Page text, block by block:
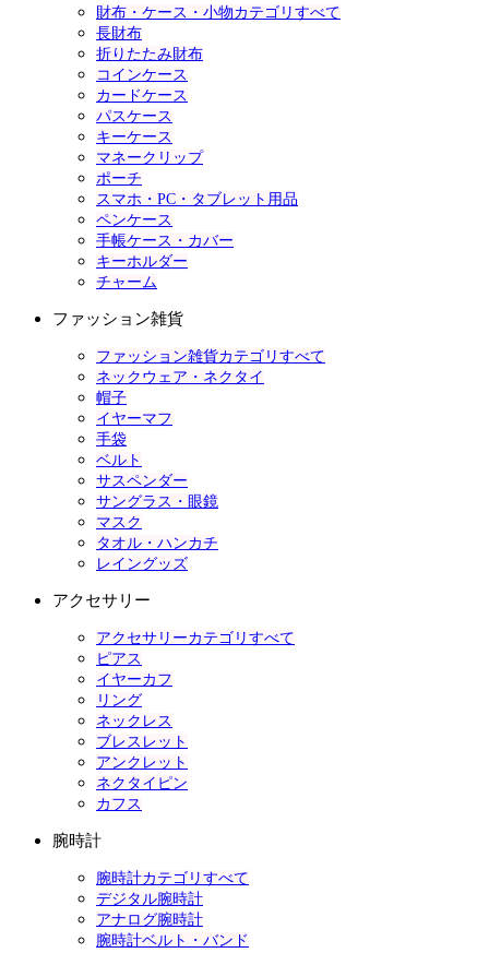
財布・ケース・小物カテゴリすべて
長財布
折りたたみ財布
コインケース
カードケース
パスケース
キーケース
マネークリップ
ポーチ
スマホ・PC・タブレット用品
ペンケース
手帳ケース・カバー
キーホルダー
チャーム
ファッション雑貨
ファッション雑貨カテゴリすべて
ネックウェア・ネクタイ
帽子
イヤーマフ
手袋
ベルト
サスペンダー
サングラス・眼鏡
マスク
タオル・ハンカチ
レイングッズ
アクセサリー
アクセサリーカテゴリすべて
ピアス
イヤーカフ
リング
ネックレス
ブレスレット
アンクレット
ネクタイピン
カフス
腕時計
腕時計カテゴリすべて
デジタル腕時計
アナログ腕時計
腕時計ベルト・バンド